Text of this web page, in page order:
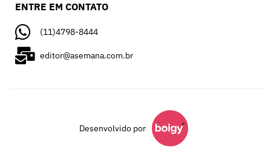
ENTRE EM CONTATO
(11)4798-8444
editor@asemana.com.br
Desenvolvido por